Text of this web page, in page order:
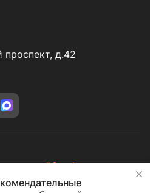
проспект, д.42